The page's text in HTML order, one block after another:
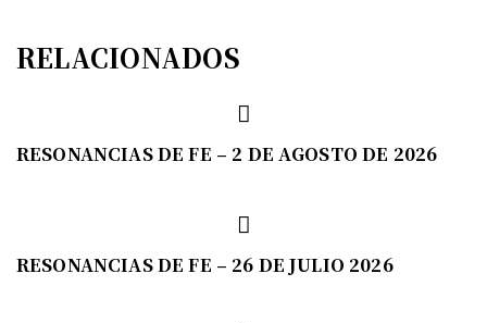
RELACIONADOS
RESONANCIAS DE FE – 2 DE AGOSTO DE 2026
RESONANCIAS DE FE – 26 DE JULIO 2026